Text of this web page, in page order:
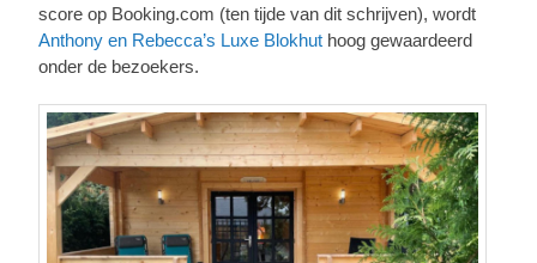
score op Booking.com (ten tijde van dit schrijven), wordt
Anthony en Rebecca’s Luxe Blokhut hoog gewaardeerd
onder de bezoekers.